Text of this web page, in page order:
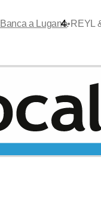
Banca a Lugano•REYL